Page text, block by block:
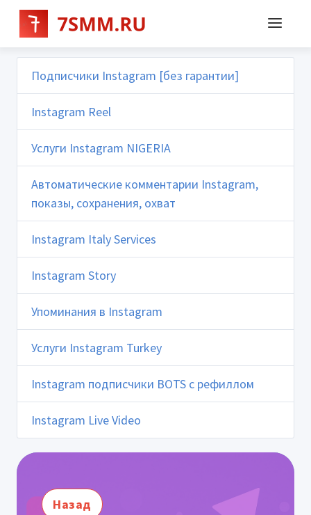
Подписчики Instagram [без гарантии]
Instagram Reel
Услуги Instagram NIGERIA
Автоматические комментарии Instagram,
показы, сохранения, охват
Instagram Italy Services
Instagram Story
Упоминания в Instagram
Услуги Instagram Turkey
Instagram подписчики BOTS с рефиллом
Instagram Live Video
Назад